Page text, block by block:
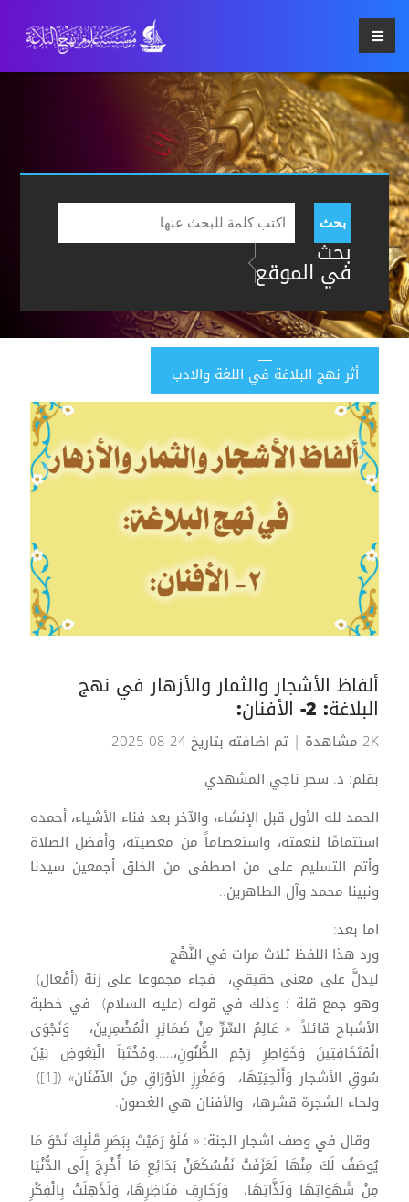
بحث
بحث
في الموقع
أثر نهج البلاغة في اللغة والادب
ألفاظ الأشجار والثمار والأزهار في نهج
البلاغة: 2- الأفنان:
2K مشاهدة
| تم اضافته بتاريخ 24-08-2025
بقلم: د. سحر ناجي المشهدي
الحمد لله الأول قبل الإنشاء، والآخر بعد فناء الأشياء، أحمده
استتمامًا لنعمته، واستعصاماً من معصيته، وأفضل الصلاة
وأتم التسليم على من اصطفى من الخلق أجمعين سيدنا
ونبينا محمد وآل الطاهرين..
اما بعد:
ورد هذا اللفظ ثلاث مرات في النَّهْج
ليدلَّ على معنى حقيقي، فجاء مجموعا على زنة (أفْعال)
وهو جمع قلة ؛ وذلك في قوله (عليه السلام) في خطبة
الأشباح قائلاً: « عَالِمُ السِّرِّ مِنْ ضَمَائِرِ الْمُضْمِرِينَ، وَنَجْوَى
الْمُتَخَافِتِينَ وَخَوَاطِرِ رَجْمِ الظُّنُونِ،.....ومُخْتَبَاَ الْبَعُوضِ بَيْنَ
سُوقِ الأشجار وَأَلْحِيَتِهَا، وَمَغْرِزِ الاْوْرَاقِ مِنَ الاْفْنَان» ([1])
ولحاء الشجرة قشرها، والأفنان هي الغصون.
وقال في وصف اشجار الجنة: « فَلَوْ رَمَيْتَ بِبَصَرِ قَلْبِكَ نَحْوَ مَا
يُوصَفُ لَكَ مِنْهَا لَعَزَفَتْ نَفْسُكَعَنْ بَدَائِعِ مَا أُخْرِجَ إِلَى الدُّنْيَا
مِنْ شَهَوَاتِهَا وَلَذَّاتِهَا، وَزَخَارِفِ مَنَاظِرِهَا، وَلَذَهِلَتْ بِالْفِكْرِ